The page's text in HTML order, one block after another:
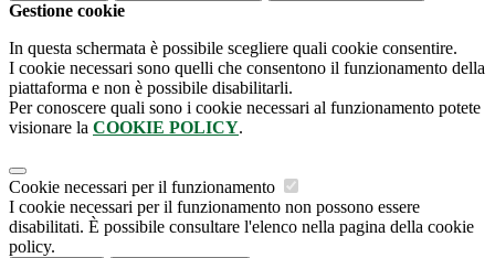
Gestione cookie
In questa schermata è possibile scegliere quali cookie consentire.
I cookie necessari sono quelli che consentono il funzionamento della
piattaforma e non è possibile disabilitarli.
Per conoscere quali sono i cookie necessari al funzionamento potete
visionare la COOKIE POLICY.
Cookie necessari per il funzionamento
I cookie necessari per il funzionamento non possono essere
disabilitati. È possibile consultare l'elenco nella pagina della cookie
policy.